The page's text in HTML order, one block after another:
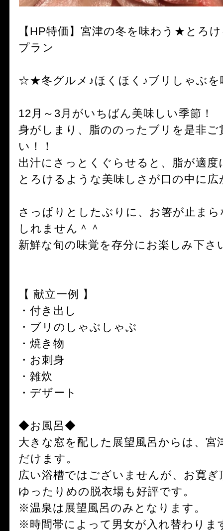
【HP特価】宮津の冬を味わう★とろ
プラン
☆★冬グルメ♪ほくほく♪ブリしゃぶ
12月～3月がいちばん美味しい季節！
身がしまり、脂ののったブリを是非ご
い！！
出汁にさっとくぐらせると、脂が適度
とろけるような美味しさが口の中に広
さっぱりとしたぶりに、お箸が止ま
しれません＾＾
新鮮な旬の味覚を存分にお楽しみ下さ
【 献立一例 】
・付き出し
・ブリのしゃぶしゃぶ
・焼き物
・お刺身
・雑炊
・デザート
◆お風呂◆
大きな窓を配した展望風呂からは、宮
だけます。
広い浴槽ではございませんが、お寛ぎ
ゆったりめの脱衣場も好評です。
※温泉は展望風呂のみとなります。
※時間帯によって男女が入れ替わりま